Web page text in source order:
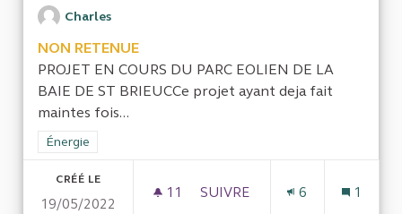
Charles
NON RETENUE
PROJET EN COURS DU PARC EOLIEN DE LA
BAIE DE ST BRIEUCCe projet ayant deja fait
maintes fois...
Filtrer les résultats de la catégorie : Énergie
Énergie
CRÉÉ LE
19/05/2022
11 11 ABONNÉS
SUIVRE
6 1